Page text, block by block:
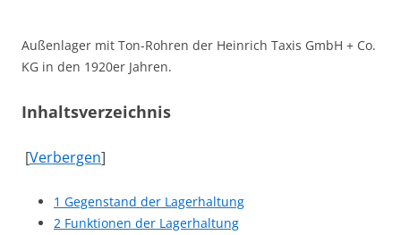
Außenlager mit Ton-Rohren der Heinrich Taxis GmbH + Co.
KG in den 1920er Jahren.
Inhaltsverzeichnis
[Verbergen]
1 Gegenstand der Lagerhaltung
2 Funktionen der Lagerhaltung